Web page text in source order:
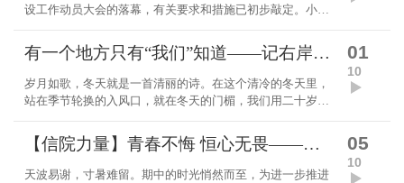
设工作动员大会的落幕，有关要求和措施已初步敲定。小伙
（名人名师大讲堂和名师课堂的...
01
10
有一个地方只有“我们”知道——记右岸书院搬迁工作
岁月如歌，冬天就是一首清丽的诗。在这个清冷的冬天里，
站在季节轮换的入风口，就在冬天的门楣，我们用二十岁的
已经慢慢远离了。而“有一个地方只有我们知道”...
05
10
【信院力量】青春不悔 恒心无畏——院团委组织召开学生干部期中工作座谈会
天波易谢，寸暑难留。期中的时光悄然而至，为进一步推进